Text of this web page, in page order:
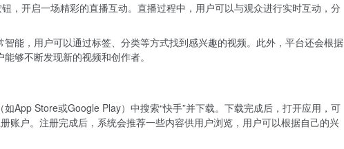
，开启一场精彩的直播互动。直播过程中，用户可以与观众进行实时互动，分
智能，用户可以通过标签、分类等方式找到感兴趣的视频。此外，平台还会根据
够不断发现新的视频和创作者。
如App Store或Google Play）中搜索“快手”并下载。下载完成后，打开应用，可
账户。注册完成后，系统会推荐一些内容供用户浏览，用户可以根据自己的兴